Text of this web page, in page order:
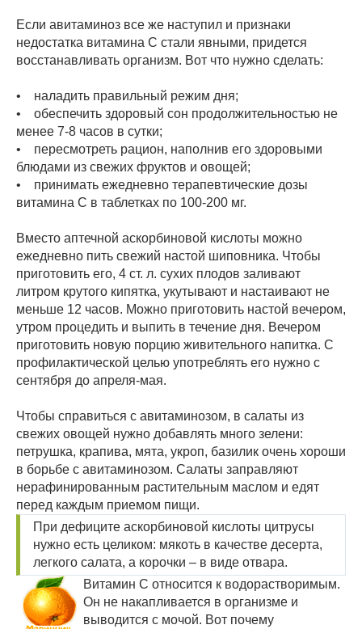
Если авитаминоз все же наступил и признаки
недостатка витамина С стали явными, придется
восстанавливать организм. Вот что нужно сделать:
• наладить правильный режим дня;
• обеспечить здоровый сон продолжительностью не
менее 7-8 часов в сутки;
• пересмотреть рацион, наполнив его здоровыми
блюдами из свежих фруктов и овощей;
• принимать ежедневно терапевтические дозы
витамина С в таблетках по 100-200 мг.
Вместо аптечной аскорбиновой кислоты можно
ежедневно пить свежий настой шиповника. Чтобы
приготовить его, 4 ст. л. сухих плодов заливают
литром крутого кипятка, укутывают и настаивают не
меньше 12 часов. Можно приготовить настой вечером,
утром процедить и выпить в течение дня. Вечером
приготовить новую порцию живительного напитка. С
профилактической целью употреблять его нужно с
сентября до апреля-мая.
Чтобы справиться с авитаминозом, в салаты из
свежих овощей нужно добавлять много зелени:
петрушка, крапива, мята, укроп, базилик очень хороши
в борьбе с авитаминозом. Салаты заправляют
нерафинированным растительным маслом и едят
перед каждым приемом пищи.
При дефиците аскорбиновой кислоты цитрусы
нужно есть целиком: мякоть в качестве десерта,
легкого салата, а корочки – в виде отвара.
Витамин С относится к водорастворимым.
Он не накапливается в организме и
выводится с мочой. Вот почему